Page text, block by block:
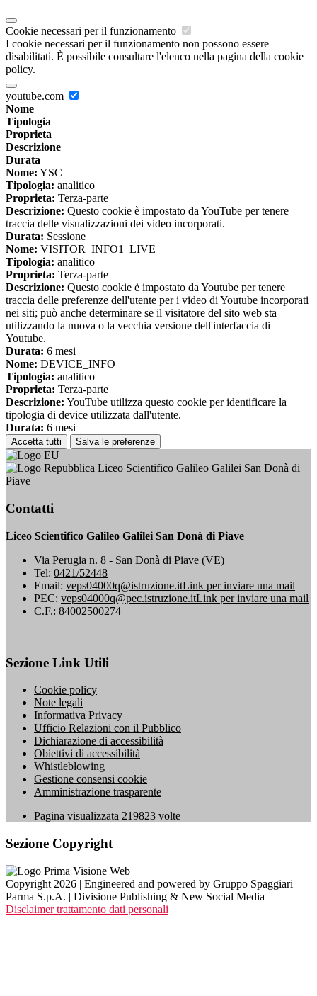
Cookie necessari per il funzionamento
I cookie necessari per il funzionamento non possono essere
disabilitati. È possibile consultare l'elenco nella pagina della cookie
policy.
youtube.com
Nome
Tipologia
Proprieta
Descrizione
Durata
Nome: YSC
Tipologia: analitico
Proprieta: Terza-parte
Descrizione: Questo cookie è impostato da YouTube per tenere
traccia delle visualizzazioni dei video incorporati.
Durata: Sessione
Nome: VISITOR_INFO1_LIVE
Tipologia: analitico
Proprieta: Terza-parte
Descrizione: Questo cookie è impostato da Youtube per tenere
traccia delle preferenze dell'utente per i video di Youtube incorporati
nei siti; può anche determinare se il visitatore del sito web sta
utilizzando la nuova o la vecchia versione dell'interfaccia di
Youtube.
Durata: 6 mesi
Nome: DEVICE_INFO
Tipologia: analitico
Proprieta: Terza-parte
Descrizione: YouTube utilizza questo cookie per identificare la
tipologia di device utilizzata dall'utente.
Durata: 6 mesi
Accetta tutti Salva le preferenze
Liceo Scientifico Galileo Galilei San Donà di
Piave
Contatti
Liceo Scientifico Galileo Galilei San Donà di Piave
Via Perugia n. 8 - San Donà di Piave (VE)
Tel: 0421/52448
Email: veps04000q@istruzione.itLink per inviare una mail
PEC: veps04000q@pec.istruzione.itLink per inviare una mail
C.F.: 84002500274
Sezione Link Utili
Cookie policy
Note legali
Informativa Privacy
Ufficio Relazioni con il Pubblico
Dichiarazione di accessibilità
Obiettivi di accessibilità
Whistleblowing
Gestione consensi cookie
Amministrazione trasparente
Pagina visualizzata 219823 volte
Sezione Copyright
Copyright 2026 | Engineered and powered by Gruppo Spaggiari
Parma S.p.A. | Divisione Publishing & New Social Media
Disclaimer trattamento dati personali